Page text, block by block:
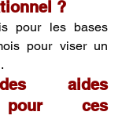
?
pour les bases
pour viser un
aides
pour ces